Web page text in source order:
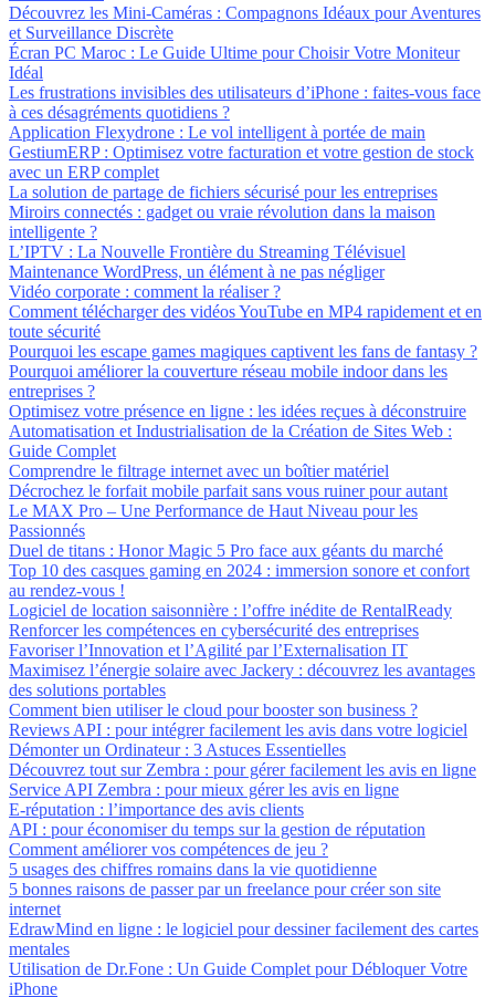
Découvrez les Mini-Caméras : Compagnons Idéaux pour Aventures
et Surveillance Discrète
Écran PC Maroc : Le Guide Ultime pour Choisir Votre Moniteur
Idéal
Les frustrations invisibles des utilisateurs d’iPhone : faites-vous face
à ces désagréments quotidiens ?
Application Flexydrone : Le vol intelligent à portée de main
GestiumERP : Optimisez votre facturation et votre gestion de stock
avec un ERP complet
La solution de partage de fichiers sécurisé pour les entreprises
Miroirs connectés : gadget ou vraie révolution dans la maison
intelligente ?
L’IPTV : La Nouvelle Frontière du Streaming Télévisuel
Maintenance WordPress, un élément à ne pas négliger
Vidéo corporate : comment la réaliser ?
Comment télécharger des vidéos YouTube en MP4 rapidement et en
toute sécurité
Pourquoi les escape games magiques captivent les fans de fantasy ?
Pourquoi améliorer la couverture réseau mobile indoor dans les
entreprises ?
Optimisez votre présence en ligne : les idées reçues à déconstruire
Automatisation et Industrialisation de la Création de Sites Web :
Guide Complet
Comprendre le filtrage internet avec un boîtier matériel
Décrochez le forfait mobile parfait sans vous ruiner pour autant
Le MAX Pro – Une Performance de Haut Niveau pour les
Passionnés
Duel de titans : Honor Magic 5 Pro face aux géants du marché
Top 10 des casques gaming en 2024 : immersion sonore et confort
au rendez-vous !
Logiciel de location saisonnière : l’offre inédite de RentalReady
Renforcer les compétences en cybersécurité des entreprises
Favoriser l’Innovation et l’Agilité par l’Externalisation IT
Maximisez l’énergie solaire avec Jackery : découvrez les avantages
des solutions portables
Comment bien utiliser le cloud pour booster son business ?
Reviews API : pour intégrer facilement les avis dans votre logiciel
Démonter un Ordinateur : 3 Astuces Essentielles
Découvrez tout sur Zembra : pour gérer facilement les avis en ligne
Service API Zembra : pour mieux gérer les avis en ligne
E-réputation : l’importance des avis clients
API : pour économiser du temps sur la gestion de réputation
Comment améliorer vos compétences de jeu ?
5 usages des chiffres romains dans la vie quotidienne
5 bonnes raisons de passer par un freelance pour créer son site
internet
EdrawMind en ligne : le logiciel pour dessiner facilement des cartes
mentales
Utilisation de Dr.Fone : Un Guide Complet pour Débloquer Votre
iPhone